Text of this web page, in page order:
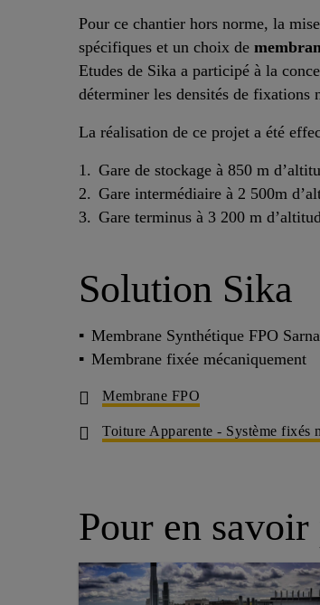
Pour ce chantier hors norme, la
spécifiques et un choix de
Etudes de Sika a participé à la
déterminer les densités de fixations
La réalisation de ce projet a été
Gare de stockage à 850 m
Gare intermédiaire à 2 500m
Gare terminus à 3 200 m
Solution Sika
Membrane Synthétique FPO
Membrane fixée mécaniquement
Membrane FPO
Toiture Apparente - Système fixés
Pour en savoir